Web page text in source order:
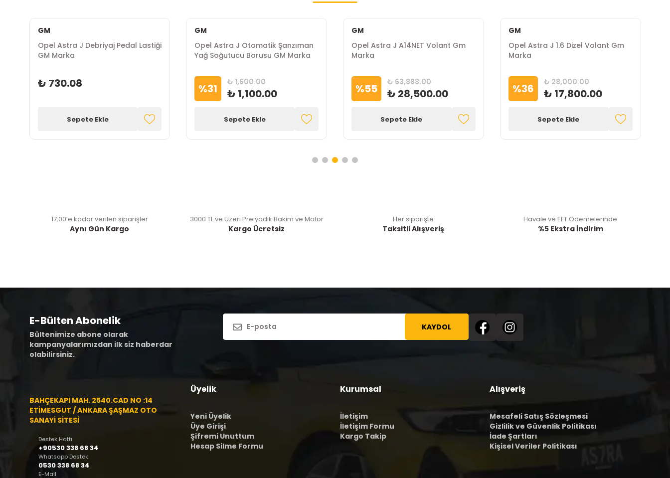
GM
Opel Astra J Debriyaj Pedal Lastiği
GM Marka
₺ 730.08
Sepete Ekle
GM
Opel Astra J Otomatik Şanzıman
Yağ Soğutucu Borusu GM Marka
%31 ₺ 1,600.00
₺ 1,100.00
Sepete Ekle
GM
Opel Astra J A14NET Volant Gm
Marka
%55 ₺ 63,888.00
₺ 28,500.00
Sepete Ekle
GM
Opel Astra J 1.6 Dizel Volant Gm
Marka
%36 ₺ 28,000.00
₺ 17,800.00
Sepete Ekle
17:00’e kadar verilen siparişler
Aynı Gün Kargo
3000 TL ve Üzeri Preiyodik Bakım ve Motor
Kargo Ücretsiz
Her siparişte
Taksitli Alışveriş
Havale ve EFT Ödemelerinde
%5 Ekstra İndirim
E-Bülten Abonelik
Bültenimize abone olarak
kampanyalarımızdan ilk siz haberdar
olabilirsiniz.
KAYDOL
BAHÇEKAPI MAH. 2540.CAD NO :14
ETİMESGUT / ANKARA ŞAŞMAZ OTO
SANAYİ SİTESİ
Destek Hattı
+90530 338 68 34
Whatsapp Destek
0530 338 68 34
E-Mail
Üyelik
Yeni Üyelik
Üye Girişi
Şifremi Unuttum
Hesap Silme Formu
Kurumsal
İletişim
İletişim Formu
Kargo Takip
Alışveriş
Mesafeli Satış Sözleşmesi
Gizlilik ve Güvenlik Politikası
İade Şartları
Kişisel Veriler Politikası